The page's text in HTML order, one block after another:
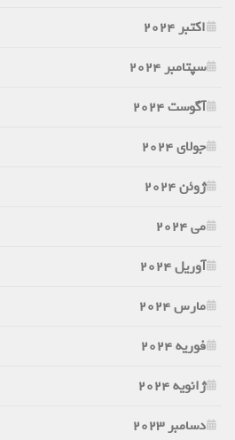
اکتبر 2024
سپتامبر 2024
آگوست 2024
جولای 2024
ژوئن 2024
می 2024
آوریل 2024
مارس 2024
فوریه 2024
ژانویه 2024
دسامبر 2023